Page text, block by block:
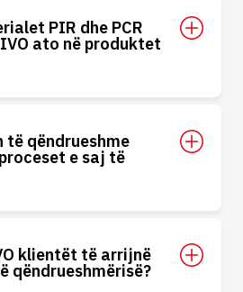
PIR dhe PCR
ato në produktet
të qëndrueshme
e saj të
klientët të arrijnë
qëndrueshmërisë?